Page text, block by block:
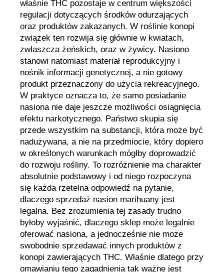
właśnie THC pozostaje w centrum większości
regulacji dotyczących środków odurzających
oraz produktów zakazanych. W roślinie konopi
związek ten rozwija się głównie w kwiatach,
zwłaszcza żeńskich, oraz w żywicy. Nasiono
stanowi natomiast materiał reprodukcyjny i
nośnik informacji genetycznej, a nie gotowy
produkt przeznaczony do użycia rekreacyjnego.
W praktyce oznacza to, że samo posiadanie
nasiona nie daje jeszcze możliwości osiągnięcia
efektu narkotycznego. Państwo skupia się
przede wszystkim na substancji, która może być
nadużywana, a nie na przedmiocie, który dopiero
w określonych warunkach mógłby doprowadzić
do rozwoju rośliny. To rozróżnienie ma charakter
absolutnie podstawowy i od niego rozpoczyna
się każda rzetelna odpowiedź na pytanie,
dlaczego sprzedaż nasion marihuany jest
legalna. Bez zrozumienia tej zasady trudno
byłoby wyjaśnić, dlaczego sklep może legalnie
oferować nasiona, a jednocześnie nie może
swobodnie sprzedawać innych produktów z
konopi zawierających THC. Właśnie dlatego przy
omawianiu tego zagadnienia tak ważne jest